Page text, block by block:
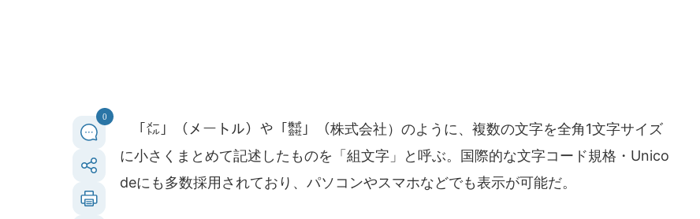
0
「㍍」（メートル）や「㍿」（株式会社）のように、複数の文字を全角1文字サイズ
に小さくまとめて記述したものを「組文字」と呼ぶ。国際的な文字コード規格・Unico
deにも多数採用されており、パソコンやスマホなどでも表示が可能だ。